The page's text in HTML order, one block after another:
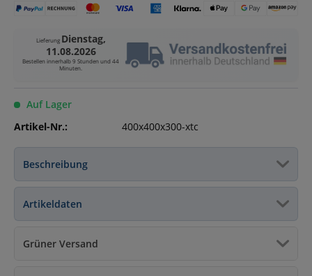
Lieferung Dienstag,
11.08.2026
Bestellen innerhalb9 Stunden und 44
Minuten.
Auf Lager
Artikel-Nr.:
400x400x300-xtc
Beschreibung
Artikeldaten
Grüner Versand